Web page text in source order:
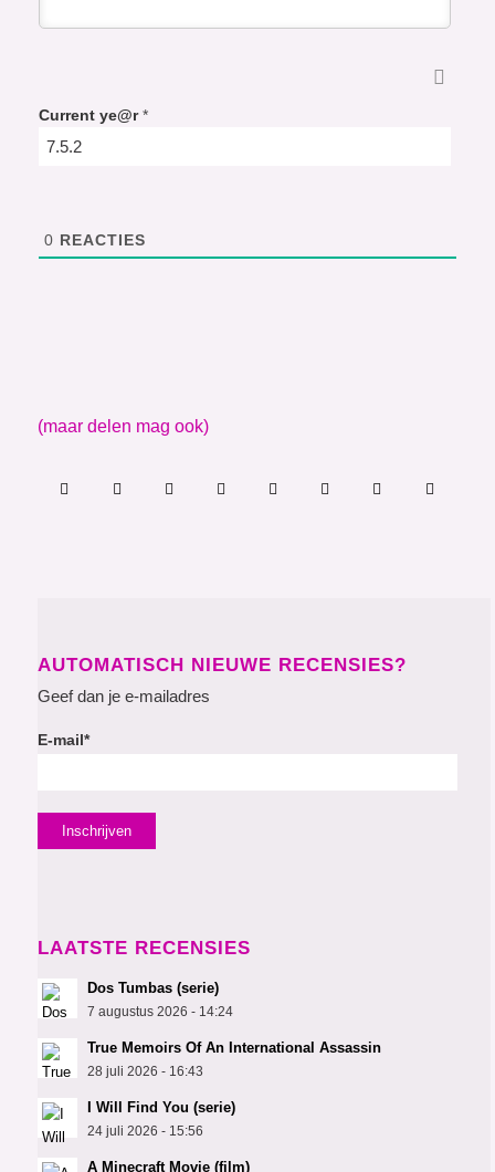
Current ye@r *
0 REACTIES
(maar delen mag ook)
AUTOMATISCH NIEUWE RECENSIES?
Geef dan je e-mailadres
E-mail*
LAATSTE RECENSIES
Dos Tumbas (serie)
7 augustus 2026 - 14:24
True Memoirs Of An International Assassin
28 juli 2026 - 16:43
I Will Find You (serie)
24 juli 2026 - 15:56
A Minecraft Movie (film)